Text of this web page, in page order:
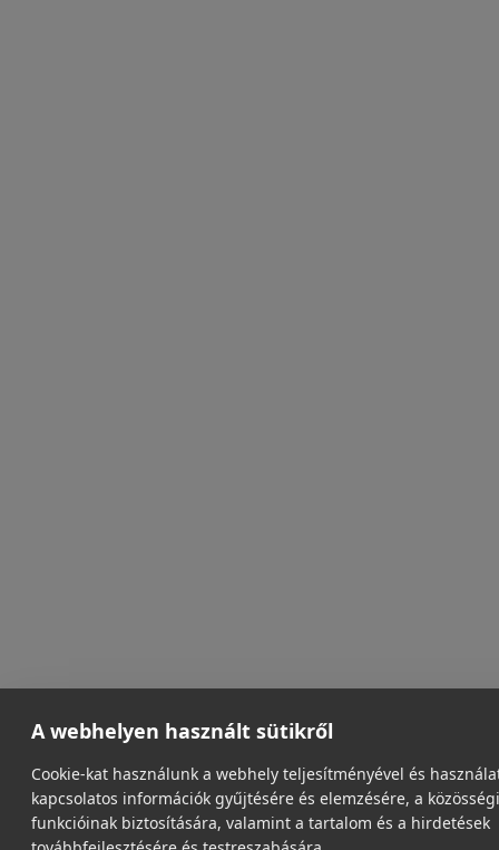
A webhelyen használt sütikről
Cookie-kat használunk a webhely teljesítményével és
kapcsolatos információk gyűjtésére és elemzésére, a
funkcióinak biztosítására, valamint a tartalom és a hirdetések